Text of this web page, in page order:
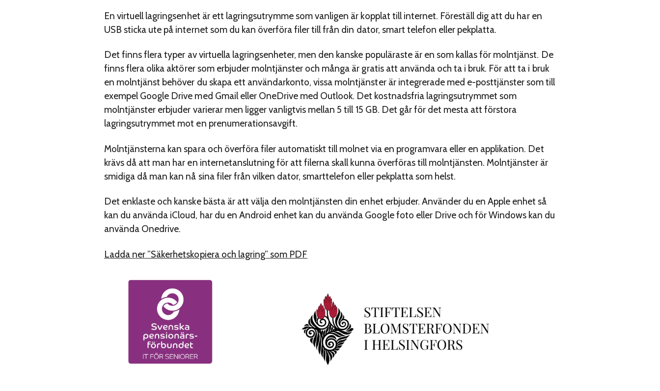
En virtuell lagringsenhet är ett lagringsutrymme som vanligen är kopplat till internet. Föreställ dig att du har en
USB sticka ute på internet som du kan överföra filer till från din dator, smart telefon eller pekplatta.
Det finns flera typer av virtuella lagringsenheter, men den kanske populäraste är en som kallas för molntjänst. De
finns flera olika aktörer som erbjuder molntjänster och många är gratis att använda och ta i bruk. För att ta i bruk
en molntjänst behöver du skapa ett användarkonto, vissa molntjänster är integrerade med e-posttjänster som till
exempel Google Drive med Gmail eller OneDrive med Outlook. Det kostnadsfria lagringsutrymmet som
molntjänster erbjuder varierar men ligger vanligtvis mellan 5 till 15 GB. Det går för det mesta att förstora
lagringsutrymmet mot en prenumerationsavgift.
Molntjänsterna kan spara och överföra filer automatiskt till molnet via en programvara eller en applikation. Det
krävs då att man har en internetanslutning för att filerna skall kunna överföras till molntjänsten. Molntjänster är
smidiga då man kan nå sina filer från vilken dator, smarttelefon eller pekplatta som helst.
Det enklaste och kanske bästa är att välja den molntjänsten din enhet erbjuder. Använder du en Apple enhet så
kan du använda iCloud, har du en Android enhet kan du använda Google foto eller Drive och för Windows kan du
använda Onedrive.
Ladda ner ”Säkerhetskopiera och lagring” som PDF